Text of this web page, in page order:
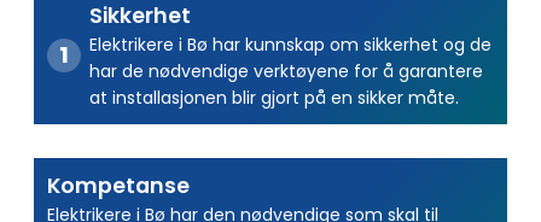
Sikkerhet
Elektrikere i Bø har kunnskap om sikkerhet og de
har de nødvendige verktøyene for å garantere
at installasjonen blir gjort på en sikker måte.
Kompetanse
Elektrikere i Bø har den nødvendige som skal til